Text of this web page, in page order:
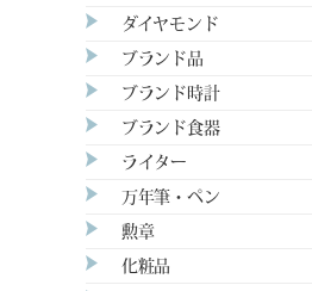
ダイヤモンド
ブランド品
ブランド時計
ブランド食器
ライター
万年筆・ペン
勲章
化粧品